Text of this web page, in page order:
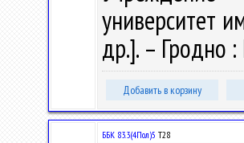
университет
др.]. – Гродно
Добавить в корзину
ББК 83.3(4Пол)5 Т28